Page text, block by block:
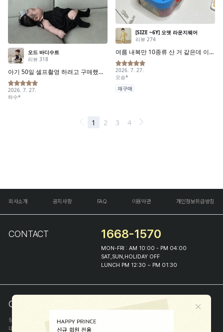
회사소개 공지사항 FAQ 이용약관 개인정보취급방침
CONTACT 1668-1570
MON-FRI : AM 10:00 - PM 04:00
SAT,SUN,HOLIDAY OFF
LUNCH PM 12:30 ~ PM 01:30
COMPANY INFO
상호
(주)해피프린스
대표
이화진